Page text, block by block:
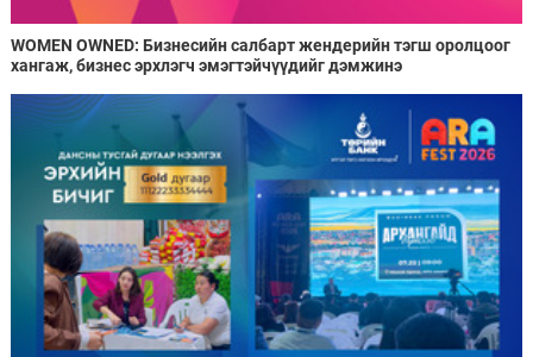
WOMEN OWNED: Бизнесийн салбарт жендерийн тэгш оролцоог
хангаж, бизнес эрхлэгч эмэгтэйчүүдийг дэмжинэ